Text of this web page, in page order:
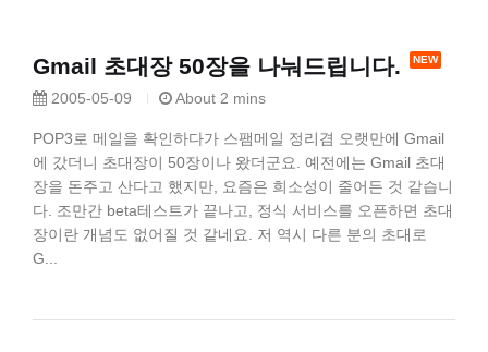
Gmail 초대장 50장을 나눠드립니다.
2005-05-09 About 2 mins
POP3로 메일을 확인하다가 스팸메일 정리겸 오랫만에 Gmail
에 갔더니 초대장이 50장이나 왔더군요. 예전에는 Gmail 초대
장을 돈주고 산다고 했지만, 요즘은 희소성이 줄어든 것 같습니
다. 조만간 beta테스트가 끝나고, 정식 서비스를 오픈하면 초대
장이란 개념도 없어질 것 같네요. 저 역시 다른 분의 초대로
G...